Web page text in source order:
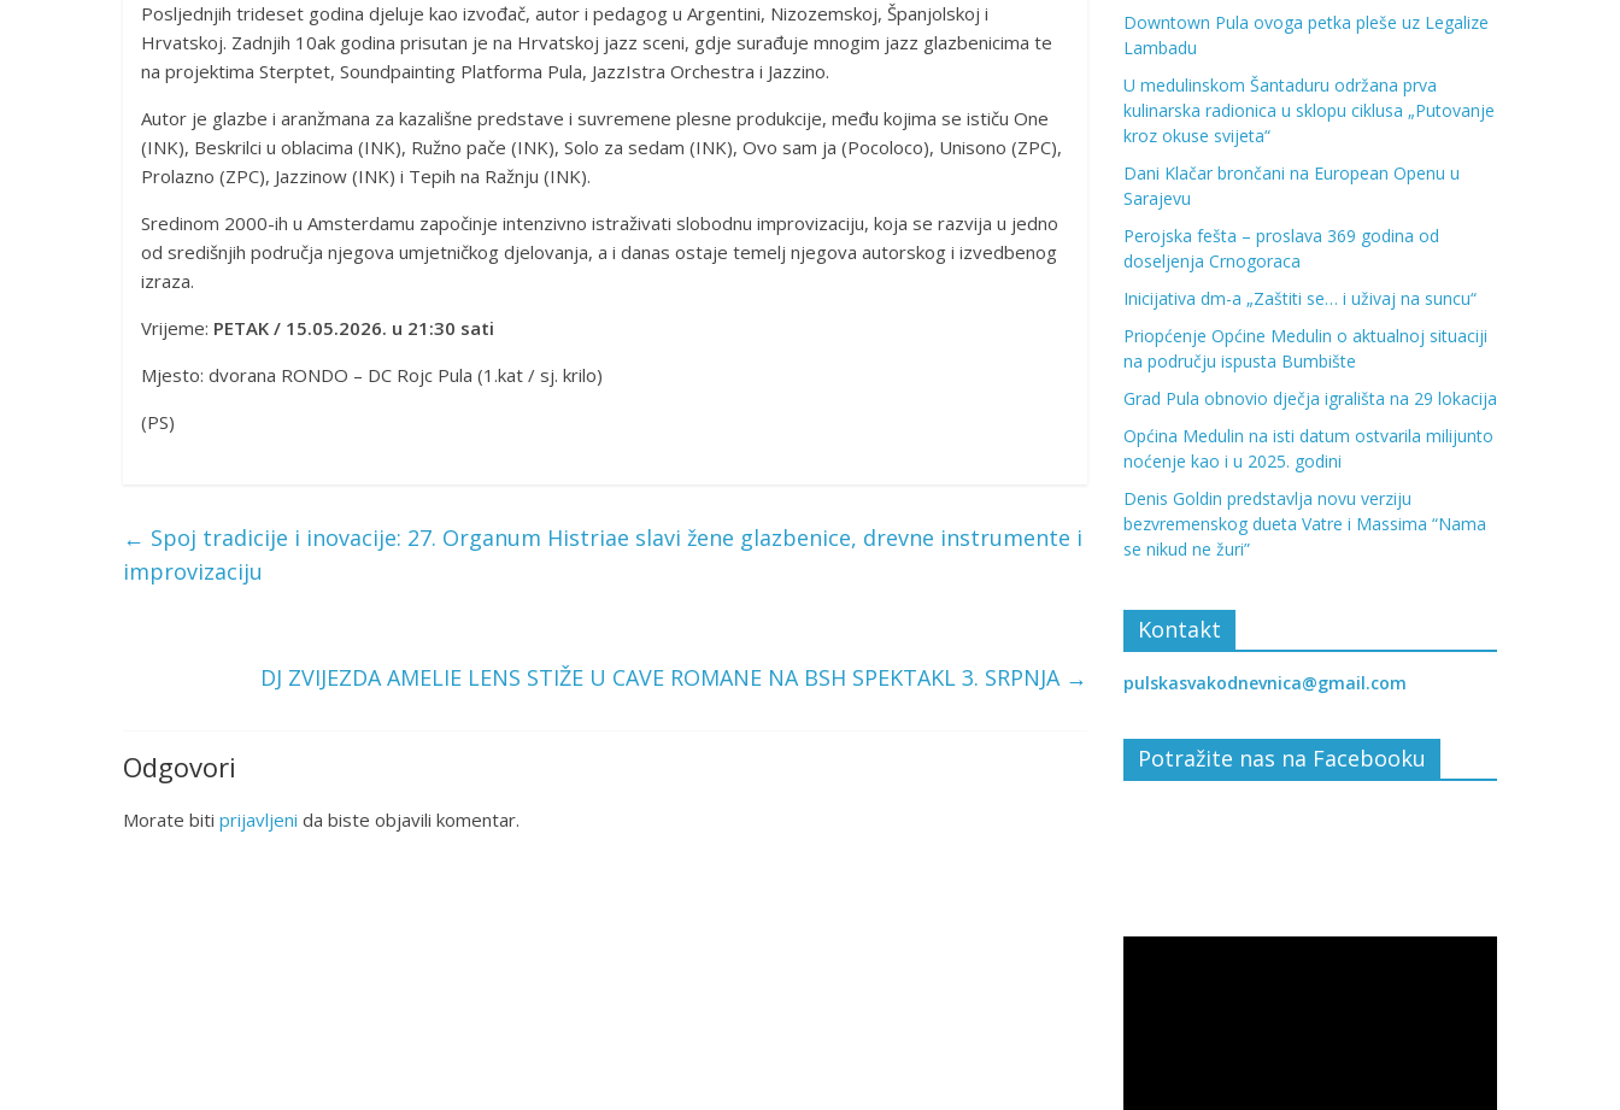
Posljednjih trideset godina djeluje kao izvođač, autor i pedagog u Argentini, Nizozemskoj, Španjolskoj i
Hrvatskoj. Zadnjih 10ak godina prisutan je na Hrvatskoj jazz sceni, gdje surađuje mnogim jazz glazbenicima te
na projektima Sterptet, Soundpainting Platforma Pula, JazzIstra Orchestra i Jazzino.
Autor je glazbe i aranžmana za kazališne predstave i suvremene plesne produkcije, među kojima se ističu One
(INK), Beskrilci u oblacima (INK), Ružno pače (INK), Solo za sedam (INK), Ovo sam ja (Pocoloco), Unisono (ZPC),
Prolazno (ZPC), Jazzinow (INK) i Tepih na Ražnju (INK).
Sredinom 2000-ih u Amsterdamu započinje intenzivno istraživati slobodnu improvizaciju, koja se razvija u jedno
od središnjih područja njegova umjetničkog djelovanja, a i danas ostaje temelj njegova autorskog i izvedbenog
izraza.
Vrijeme: PETAK / 15.05.2026. u 21:30 sati
Mjesto: dvorana RONDO – DC Rojc Pula (1.kat / sj. krilo)
(PS)
← Spoj tradicije i inovacije: 27. Organum Histriae slavi žene glazbenice, drevne instrumente i
improvizaciju
DJ ZVIJEZDA AMELIE LENS STIŽE U CAVE ROMANE NA BSH SPEKTAKL 3. SRPNJA →
Odgovori
Morate biti prijavljeni da biste objavili komentar.
Downtown Pula ovoga petka pleše uz Legalize
Lambadu
U medulinskom Šantaduru održana prva
kulinarska radionica u sklopu ciklusa „Putovanje
kroz okuse svijeta“
Dani Klačar brončani na European Openu u
Sarajevu
Perojska fešta – proslava 369 godina od
doseljenja Crnogoraca
Inicijativa dm-a „Zaštiti se… i uživaj na suncu“
Priopćenje Općine Medulin o aktualnoj situaciji
na području ispusta Bumbište
Grad Pula obnovio dječja igrališta na 29 lokacija
Općina Medulin na isti datum ostvarila milijunto
noćenje kao i u 2025. godini
Denis Goldin predstavlja novu verziju
bezvremenskog dueta Vatre i Massima “Nama
se nikud ne žuri”
Kontakt
pulskasvakodnevnica@gmail.com
Potražite nas na Facebooku